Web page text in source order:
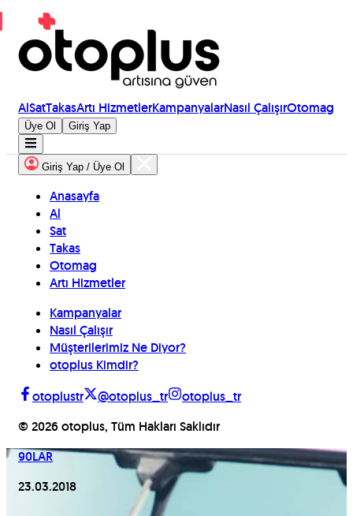
AlSatTakasArtı HizmetlerKampanyalarNasıl ÇalışırOtomag
Üye Ol Giriş Yap
Giriş Yap / Üye Ol
Anasayfa
Al
Sat
Takas
Otomag
Artı Hizmetler
Kampanyalar
Nasıl Çalışır
Müşterilerimiz Ne Diyor?
otoplus Kimdir?
otoplustr
@otoplus_tr
otoplus_tr
© 2026 otoplus, Tüm Hakları Saklıdır
90LAR
23.03.2018